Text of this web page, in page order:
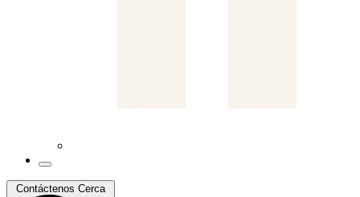
Contáctenos Cerca